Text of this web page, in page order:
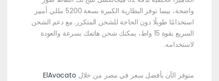
واضحة، بينما توفر البطارية الكبيرة بسعة 5200 مللي أمبير
استخدامًا طويلًا دون الحاجة للشحن المتكرر. مع دعم الشحن
السريع بقوة 15 واط، يمكنك شحن هاتفك بسرعة والعودة
لاستخدامه.
متوفر الآن بأفضل سعر في مصر من خلال ElAvocato